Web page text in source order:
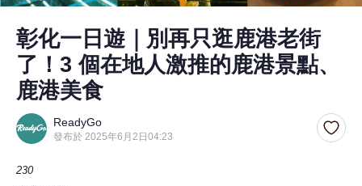
彰化一日遊｜別再只逛鹿港老街
了！3 個在地人激推的鹿港景點、
鹿港美食
ReadyGo
發布於 2025年6月2日04:23
230